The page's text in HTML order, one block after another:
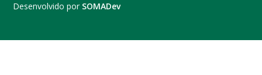
Desenvolvido por SOMADev